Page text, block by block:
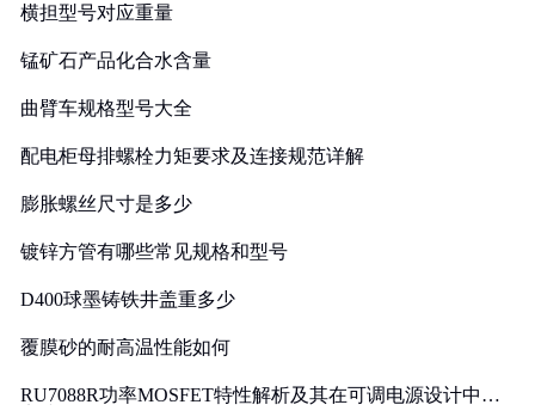
横担型号对应重量
锰矿石产品化合水含量
曲臂车规格型号大全
配电柜母排螺栓力矩要求及连接规范详解
膨胀螺丝尺寸是多少
镀锌方管有哪些常见规格和型号
D400球墨铸铁井盖重多少
覆膜砂的耐高温性能如何
RU7088R功率MOSFET特性解析及其在可调电源设计中的